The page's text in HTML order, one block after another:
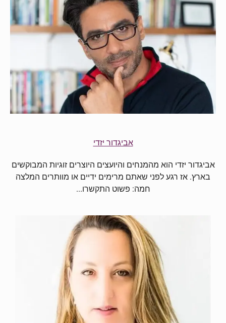
אביגדור יזדי
אביגדור יזדי הוא מהמנחים והיועצים היוצרים זוגיות המבוקשים
בארץ. אז רגע לפני שאתם מרימים ידיים או מוותרים המלצה
חמה: פשוט התקשרו...